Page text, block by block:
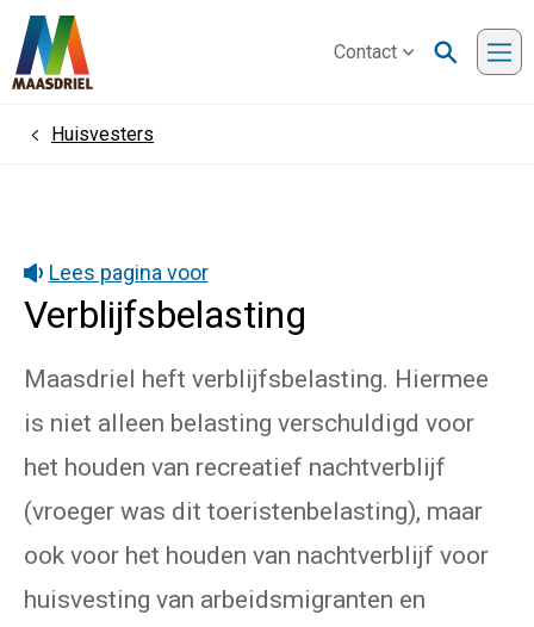
Contact
HomeHuisvesters
Lees pagina voor
Verblijfsbelasting
Maasdriel heft verblijfsbelasting. Hiermee
is niet alleen belasting verschuldigd voor
het houden van recreatief nachtverblijf
(vroeger was dit toeristenbelasting), maar
ook voor het houden van nachtverblijf voor
huisvesting van arbeidsmigranten en